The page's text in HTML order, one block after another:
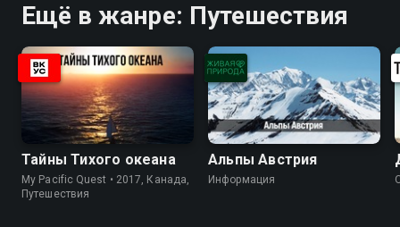
Ещё в жанре: Путешествия
Тайны Тихого океана
My Pacific Quest • 2017, Канада,
Путешествия
Альпы Австрия
Информация